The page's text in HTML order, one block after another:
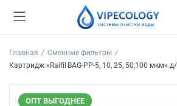
Главная
Сменные фильтры
Картридж «Raifil BAG-PP-5, 10, 25, 50,100 мкм»
ОПТ ВЫГОДНЕЕ